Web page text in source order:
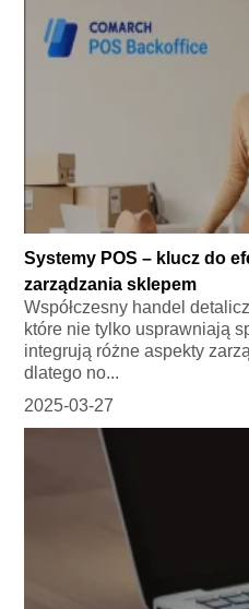
Systemy POS – klucz do
zarządzania sklepem
Współczesny handel
które nie tylko usprawniają
integrują różne aspekty
dlatego no...
2025-03-27